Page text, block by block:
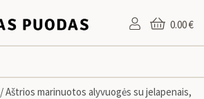
0.00 €
/ Aštrios marinuotos alyvuogės su jelapenais,